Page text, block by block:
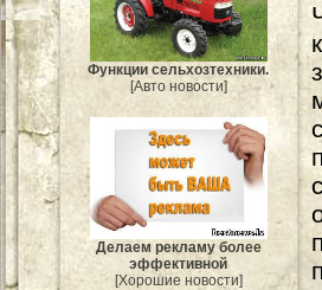
Функции сельхозтехники.
[Авто новости]
Делаем рекламу более
эффективной
[Хорошие новости]